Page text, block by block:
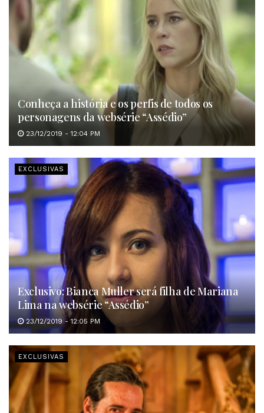
Conheça a história e os perfis de todos os
personagens da websérie “Assédio”
23/12/2019 - 12:04 PM
EXCLUSIVAS
Exclusivo: Bianca Muller será filha de Mariana
Lima na websérie “Assédio”
23/12/2019 - 12:05 PM
EXCLUSIVAS